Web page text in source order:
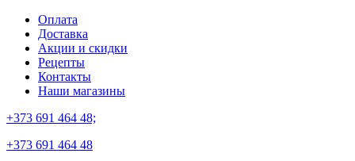
Оплата
Доставка
Акции и скидки
Рецепты
Контакты
Наши магазины
+373 691 464 48;
+373 691 464 48